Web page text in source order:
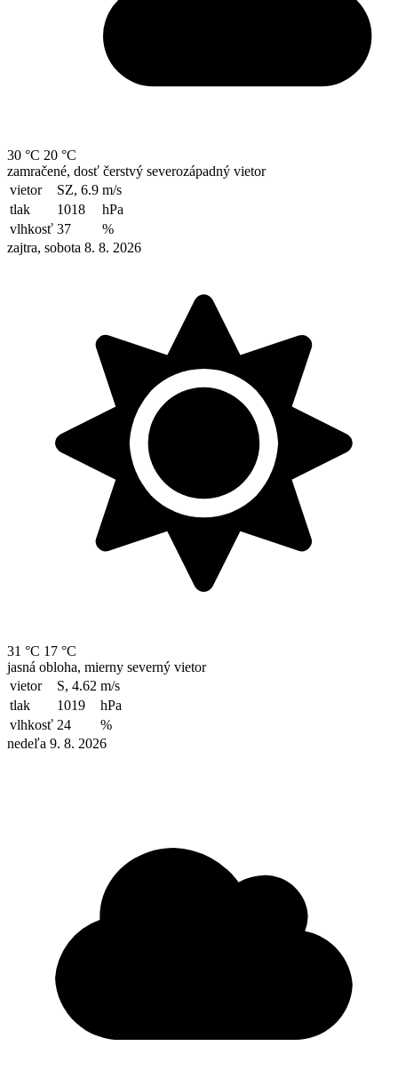
30 °C 20 °C
zamračené, dosť čerstvý severozápadný vietor
vietor
SZ, 6.9 m/s
tlak
1018
hPa
vlhkosť 37
%
zajtra, sobota 8. 8. 2026
31 °C 17 °C
jasná obloha, mierny severný vietor
vietor
S, 4.62 m/s
tlak
1019
hPa
vlhkosť 24
%
nedeľa 9. 8. 2026